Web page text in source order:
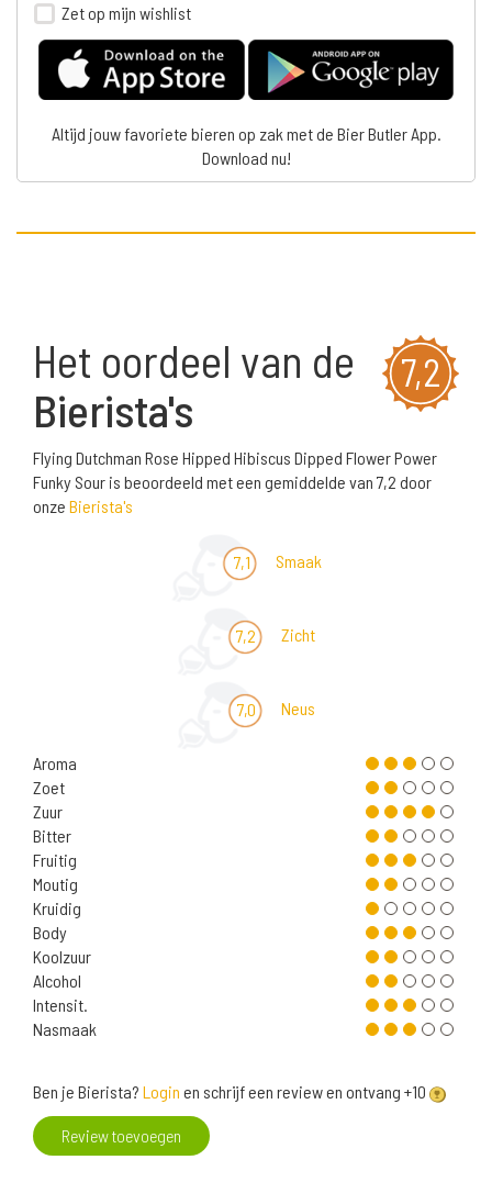
Zet op mijn wishlist
Altijd jouw favoriete bieren op zak met de Bier Butler App.
Download nu!
7,2
Het oordeel van de
Bierista's
Flying Dutchman Rose Hipped Hibiscus Dipped Flower Power
Funky Sour is beoordeeld met een gemiddelde van 7,2 door
onze Bierista's
7,1 Smaak
7,2 Zicht
7,0 Neus
Aroma
Zoet
Zuur
Bitter
Fruitig
Moutig
Kruidig
Body
Koolzuur
Alcohol
Intensit.
Nasmaak
Ben je Bierista? Login en schrijf een review en ontvang +10
Review toevoegen